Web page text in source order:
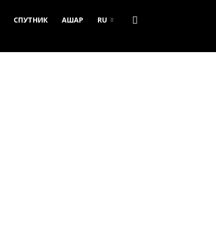
СПУТНИК АШАР RU